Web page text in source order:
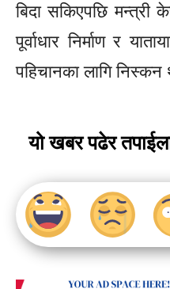
बिदा सकिएपछि मन्त्री
पूर्वाधार निर्माण र
पहिचानका लागि
यो खबर पढेर